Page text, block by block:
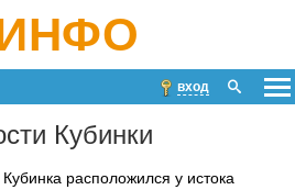
вход
Кубинки
расположился у истока